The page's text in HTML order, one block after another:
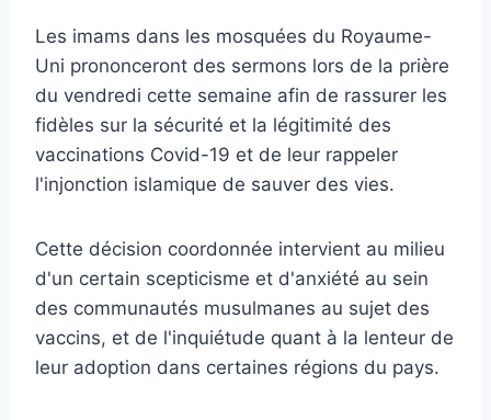
Les imams dans les mosquées du Royaume-
Uni prononceront des sermons lors de la prière
du vendredi cette semaine afin de rassurer les
fidèles sur la sécurité et la légitimité des
vaccinations Covid-19 et de leur rappeler
l'injonction islamique de sauver des vies.
Cette décision coordonnée intervient au milieu
d'un certain scepticisme et d'anxiété au sein
des communautés musulmanes au sujet des
vaccins, et de l'inquiétude quant à la lenteur de
leur adoption dans certaines régions du pays.